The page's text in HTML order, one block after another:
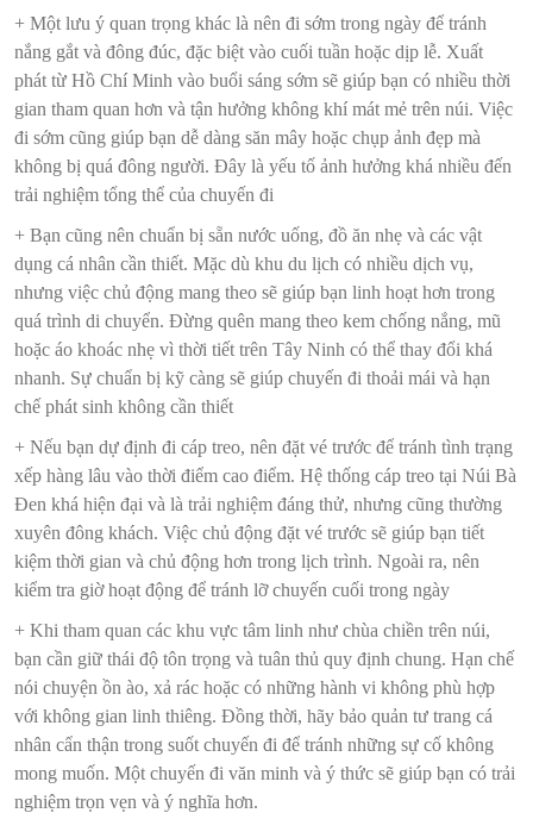
+ Một lưu ý quan trọng khác là nên đi sớm trong ngày để tránh
nắng gắt và đông đúc, đặc biệt vào cuối tuần hoặc dịp lễ. Xuất
phát từ Hồ Chí Minh vào buổi sáng sớm sẽ giúp bạn có nhiều thời
gian tham quan hơn và tận hưởng không khí mát mẻ trên núi. Việc
đi sớm cũng giúp bạn dễ dàng săn mây hoặc chụp ảnh đẹp mà
không bị quá đông người. Đây là yếu tố ảnh hưởng khá nhiều đến
trải nghiệm tổng thể của chuyến đi
+ Bạn cũng nên chuẩn bị sẵn nước uống, đồ ăn nhẹ và các vật
dụng cá nhân cần thiết. Mặc dù khu du lịch có nhiều dịch vụ,
nhưng việc chủ động mang theo sẽ giúp bạn linh hoạt hơn trong
quá trình di chuyển. Đừng quên mang theo kem chống nắng, mũ
hoặc áo khoác nhẹ vì thời tiết trên Tây Ninh có thể thay đổi khá
nhanh. Sự chuẩn bị kỹ càng sẽ giúp chuyến đi thoải mái và hạn
chế phát sinh không cần thiết
+ Nếu bạn dự định đi cáp treo, nên đặt vé trước để tránh tình trạng
xếp hàng lâu vào thời điểm cao điểm. Hệ thống cáp treo tại Núi Bà
Đen khá hiện đại và là trải nghiệm đáng thử, nhưng cũng thường
xuyên đông khách. Việc chủ động đặt vé trước sẽ giúp bạn tiết
kiệm thời gian và chủ động hơn trong lịch trình. Ngoài ra, nên
kiểm tra giờ hoạt động để tránh lỡ chuyến cuối trong ngày
+ Khi tham quan các khu vực tâm linh như chùa chiền trên núi,
bạn cần giữ thái độ tôn trọng và tuân thủ quy định chung. Hạn chế
nói chuyện ồn ào, xả rác hoặc có những hành vi không phù hợp
với không gian linh thiêng. Đồng thời, hãy bảo quản tư trang cá
nhân cẩn thận trong suốt chuyến đi để tránh những sự cố không
mong muốn. Một chuyến đi văn minh và ý thức sẽ giúp bạn có trải
nghiệm trọn vẹn và ý nghĩa hơn.